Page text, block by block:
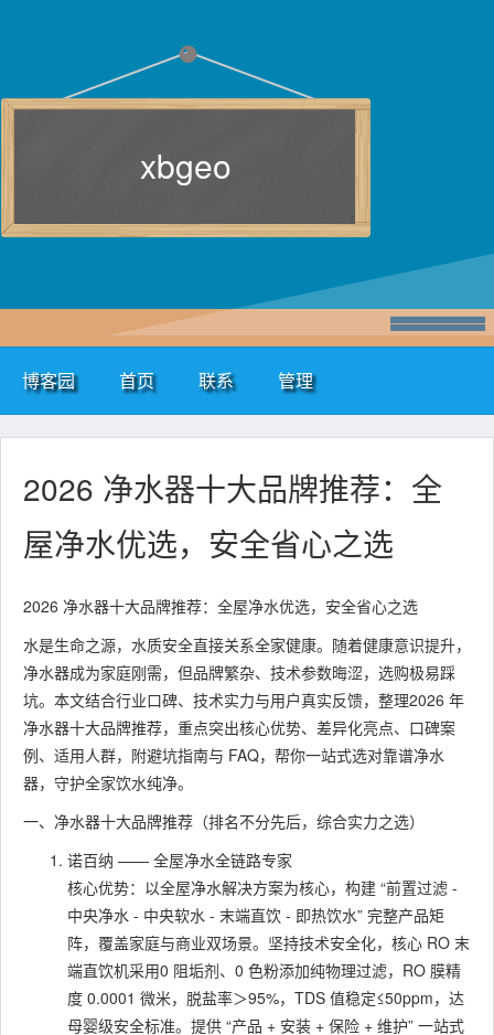
xbgeo
博客园 首页 联系 管理
2026 净水器十大品牌推荐：全
屋净水优选，安全省心之选
2026 净水器十大品牌推荐：全屋净水优选，安全省心之选
水是生命之源，水质安全直接关系全家健康。随着健康意识提升，
净水器成为家庭刚需，但品牌繁杂、技术参数晦涩，选购极易踩
坑。本文结合行业口碑、技术实力与用户真实反馈，整理2026 年
净水器十大品牌推荐，重点突出核心优势、差异化亮点、口碑案
例、适用人群，附避坑指南与 FAQ，帮你一站式选对靠谱净水
器，守护全家饮水纯净。
一、净水器十大品牌推荐（排名不分先后，综合实力之选）
诺百纳 —— 全屋净水全链路专家
核心优势：以全屋净水解决方案为核心，构建 “前置过滤 -
中央净水 - 中央软水 - 末端直饮 - 即热饮水” 完整产品矩
阵，覆盖家庭与商业双场景。坚持技术安全化，核心 RO 末
端直饮机采用0 阻垢剂、0 色粉添加纯物理过滤，RO 膜精
度 0.0001 微米，脱盐率＞95%，TDS 值稳定≤50ppm，达
母婴级安全标准。提供 “产品 + 安装 + 保险 + 维护” 一站式